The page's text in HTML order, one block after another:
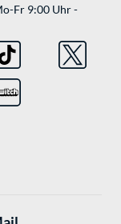
Fr 9:00 Uhr -